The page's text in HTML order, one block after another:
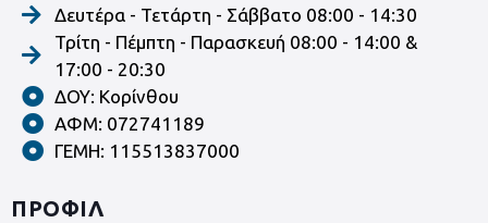
Δευτέρα - Τετάρτη - Σάββατο 08:00 - 14:30
Τρίτη - Πέμπτη - Παρασκευή 08:00 - 14:00 &
17:00 - 20:30
ΔΟΥ: Κορίνθου
ΑΦΜ: 072741189
ΓΕΜΗ: 115513837000
ΠΡΟΦΙΛ